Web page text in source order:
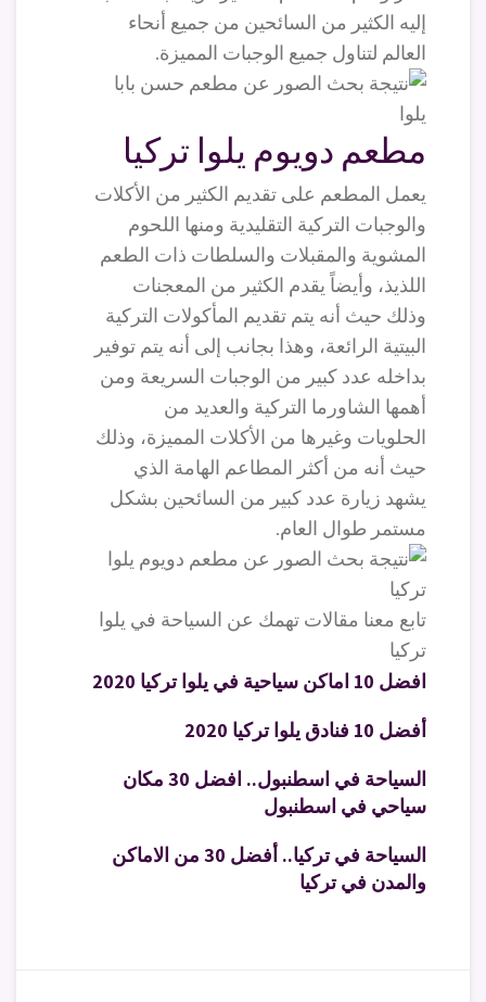
إليه الكثير من السائحين من جميع أنحاء
العالم لتناول جميع الوجبات المميزة.
مطعم دويوم يلوا تركيا
يعمل المطعم على تقديم الكثير من الأكلات
والوجبات التركية التقليدية ومنها اللحوم
المشوية والمقبلات والسلطات ذات الطعم
اللذيذ، وأيضاً يقدم الكثير من المعجنات
وذلك حيث أنه يتم تقديم المأكولات التركية
البيتية الرائعة، وهذا بجانب إلى أنه يتم توفير
بداخله عدد كبير من الوجبات السريعة ومن
أهمها الشاورما التركية والعديد من
الحلويات وغيرها من الأكلات المميزة، وذلك
حيث أنه من أكثر المطاعم الهامة الذي
يشهد زيارة عدد كبير من السائحين بشكل
مستمر طوال العام.
تابع معنا مقالات تهمك عن السياحة في يلوا
تركيا
افضل 10 اماكن سياحية في يلوا تركيا 2020
أفضل 10 فنادق يلوا تركيا 2020
السياحة في اسطنبول.. افضل 30 مكان
سياحي في اسطنبول
السياحة في تركيا.. أفضل 30 من الاماكن
والمدن في تركيا